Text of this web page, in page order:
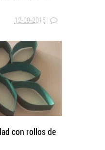
12-09-2015 |
con rollos de